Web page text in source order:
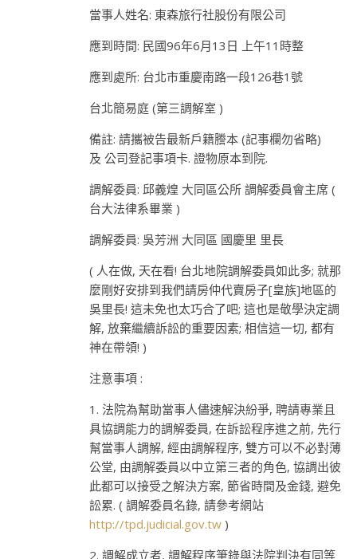
當事人姓名: 東森旅行社股份有限公司
應到時間: 民國96年6月13日 上午11時整
應到處所: 台北市重慶南路一段126巷1號
台北簡易庭 (第三調解室 )
備註: 請攜被告最新戶籍謄本 (記事欄勿省略)
及 公司登記事項卡. 證物原本到院.
調解委員: 邱義煌 大同區公所 調解委員會主席 (
台大法律系畢業 )
調解委員: 吳芳洲 大同區 國慶里 里長
( 人在做, 天在看! 台北地院調解委員如此多; 就那
麼剛好安排到我們請房仲代賣房子[皇族]地區的
吳里長! 這未免也太巧合了吧; 這也是敬學決定調
解, 放棄繼續訴訟的重要因素; 相信這一切, 都有
神在帶領! )
注意事項 :
1. 法院為幫助當事人儘速解決紛爭, 聘請專業且
具協調能力的調解委員, 在訴訟程序進之前, 先行
幫當事人調解, 經由調解程序, 雙方可以不必對薄
公堂, 由調解委員以中立第三者的角色, 協調出彼
此都可以接受之解決方案, 節省時間及金錢, 避免
訟累. ( 調解委員名錄, 請參考網站
http://tpd.judicial.gov.tw )
2. 調解成立者, 調解程序筆錄與法院判決有同等